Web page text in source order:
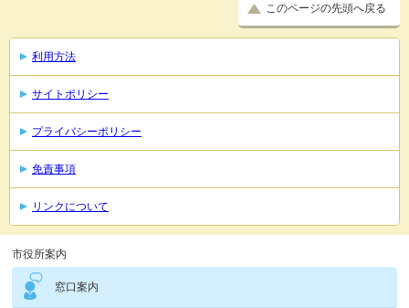
このページの先頭へ戻る
利用方法
サイトポリシー
プライバシーポリシー
免責事項
リンクについて
市役所案内
窓口案内